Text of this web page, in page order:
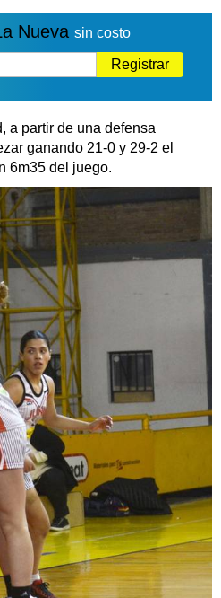
Nueva sin costo
Registrar
a partir de una defensa
ganando 21-0 y 29-2 el
6m35 del juego.